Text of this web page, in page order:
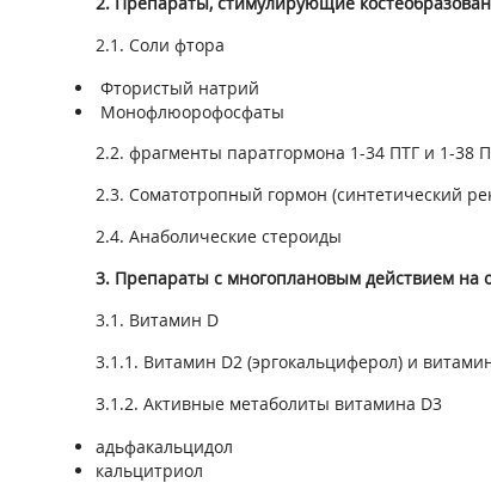
2.1. Соли фтора
Фтористый натрий
Монофлюорофосфаты
2.2. фрагменты паратгормона 1-34 ПТГ и 1-38
2.3. Соматотропный гормон (синтетический
2.4. Анаболические стероиды
3. Препараты с многоплановым действием на
3.1. Витамин D
3.1.1. Витамин D2 (эргокальциферол) и
3.1.2. Активные метаболиты витамина D3
адьфакальцидол
кальцитриол